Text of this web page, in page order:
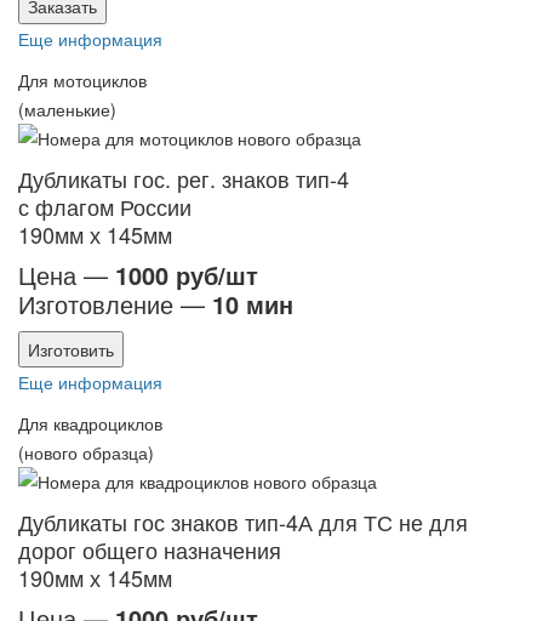
Заказать
Еще информация
Для мотоциклов
(маленькие)
Дубликаты гос. рег. знаков тип-4
с флагом России
190мм х 145мм
Цена — 1000 руб/шт
Изготовление — 10 мин
Изготовить
Еще информация
Для квадроциклов
(нового образца)
Дубликаты гос знаков тип-4А для ТС не для
дорог общего назначения
190мм х 145мм